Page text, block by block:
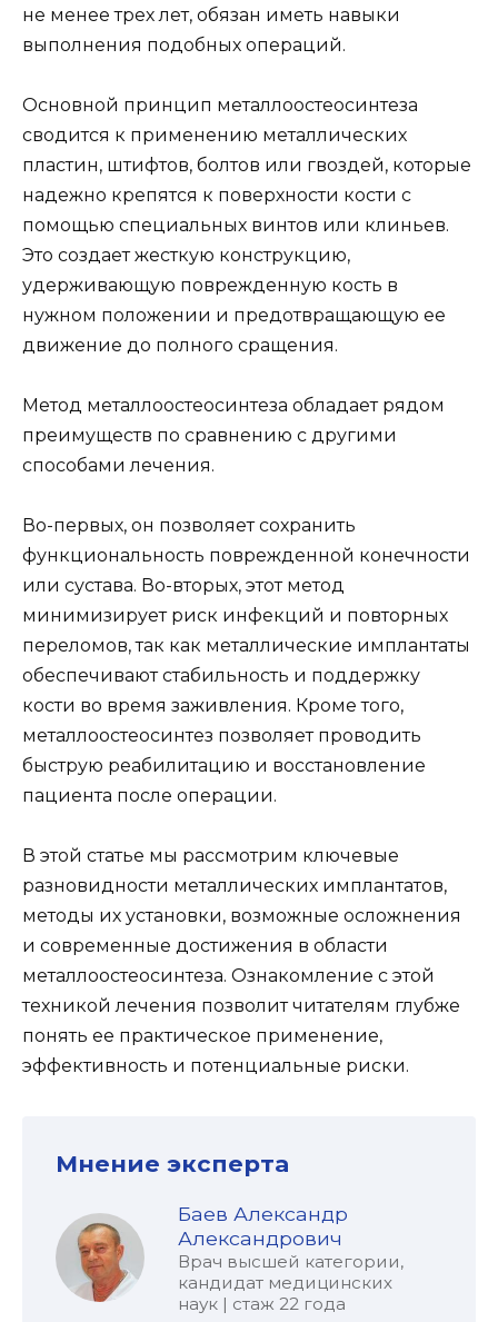
не менее трех лет, обязан иметь навыки
выполнения подобных операций.
Основной принцип металлоостеосинтеза
сводится к применению металлических
пластин, штифтов, болтов или гвоздей, которые
надежно крепятся к поверхности кости с
помощью специальных винтов или клиньев.
Это создает жесткую конструкцию,
удерживающую поврежденную кость в
нужном положении и предотвращающую ее
движение до полного сращения.
Метод металлоостеосинтеза обладает рядом
преимуществ по сравнению с другими
способами лечения.
Во-первых, он позволяет сохранить
функциональность поврежденной конечности
или сустава. Во-вторых, этот метод
минимизирует риск инфекций и повторных
переломов, так как металлические имплантаты
обеспечивают стабильность и поддержку
кости во время заживления. Кроме того,
металлоостеосинтез позволяет проводить
быструю реабилитацию и восстановление
пациента после операции.
В этой статье мы рассмотрим ключевые
разновидности металлических имплантатов,
методы их установки, возможные осложнения
и современные достижения в области
металлоостеосинтеза. Ознакомление с этой
техникой лечения позволит читателям глубже
понять ее практическое применение,
эффективность и потенциальные риски.
Мнение эксперта
Баев Александр
Александрович
Врач высшей категории,
кандидат медицинских
наук | стаж 22 года